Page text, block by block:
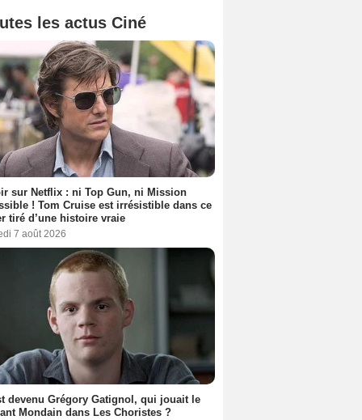
les actus Ciné
sur Netflix : ni Top Gun, ni Mission
! Tom Cruise est irrésistible dans ce
tiré d’une histoire vraie
7 août 2026
devenu Grégory Gatignol, qui jouait le
Mondain dans Les Choristes ?